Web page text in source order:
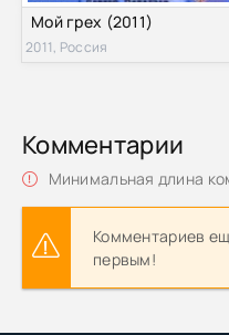
Мой грех (2011)
2011, Россия
Комментарии
Минимальная длина
Комментариев
первым!